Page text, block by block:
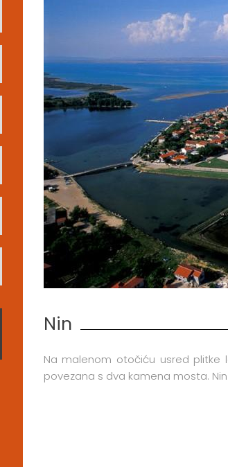
Nin
Na malenom otočiću usred plitke
povezana s dva kamena mosta.